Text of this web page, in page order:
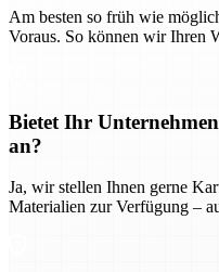
Am besten so früh wie
Voraus. So können wir Ihren
Bietet Ihr
an?
Ja, wir stellen Ihnen gerne
Materialien zur Verfügung –